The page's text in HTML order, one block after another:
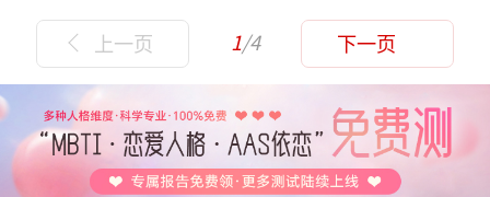
上一页 1/4 下一页